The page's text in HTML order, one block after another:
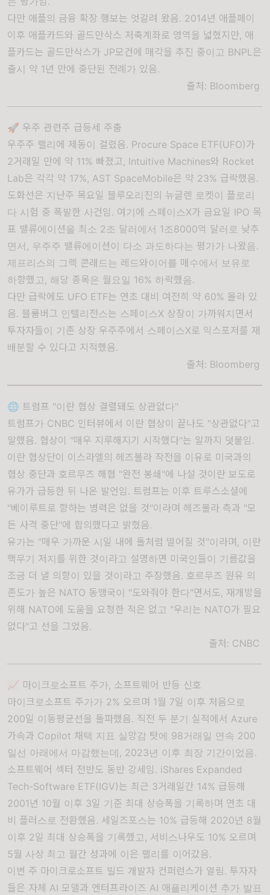
다만 애플의 금융 확장 행보는 엇갈려 왔음. 2014년 애플페이
이후 애플카드와 골드만삭스 저축계좌로 영역을 넓혔지만, 애
플카드는 골드만삭스가 JP모건에 매각을 추진 중이고 BNPL은
출시 약 1년 만에 중단된 전례가 있음.
출처: Bloomberg
🚀 우주 관련주 급등세 주춤
우주주 랠리에 제동이 걸렸음. Procure Space ETF(UFO)가
2거래일 만에 약 11% 빠졌고, Intuitive Machines와 Rocket
Lab은 각각 약 17%, AST SpaceMobile은 약 23% 급락했음.
도화선은 지난주 목요일 블루오리진의 뉴글렌 로켓이 플로리
다 시험 중 폭발한 사건임. 여기에 스페이스X가 금요일 IPO 목
표 밸류에이션을 최소 2조 달러에서 1조8000억 달러로 낮추
면서, 우주주 밸류에이션이 다소 과도하다는 평가가 나왔음.
제프리스의 그렉 콘래드는 레드와이어를 매수에서 보유로
하향했고, 해당 종목은 월요일 16% 하락했음.
다만 급락에도 UFO ETF는 연초 대비 여전히 약 60% 올라 있
음. 블룸버그 인텔리전스는 스페이스X 상장이 가까워지면서
투자자들이 기존 상장 우주주에서 스페이스X로 익스포저를 재
배분할 수 있다고 지적했음.
출처: Bloomberg
🌐 트럼프 "이란 협상 결렬돼도 상관없다"
트럼프가 CNBC 인터뷰에서 이란 협상이 끝나도 "상관없다"고
말했음. 협상이 "매우 지루해지기 시작했다"는 말까지 덧붙임.
이란 협상단이 이스라엘의 헤즈볼라 작전을 이유로 미국과의
협상 중단과 호르무즈 해협 "완전 봉쇄"에 나설 것이란 보도로
유가가 급등한 뒤 나온 발언임. 트럼프는 이후 트루스소셜에
"베이루트로 향하는 병력은 없을 것"이라며 헤즈볼라 측과 "모
든 사격 중단"에 합의했다고 밝혔음.
유가는 "매우 가까운 시일 내에 돌처럼 떨어질 것"이라며, 이란
핵무기 저지를 위한 것이라고 설명하면 미국인들이 기름값을
조금 더 낼 의향이 있을 것이라고 주장했음. 호르무즈 원유 의
존도가 높은 NATO 동맹국이 "도와줘야 한다"면서도, 재개방을
위해 NATO에 도움을 요청한 적은 없고 "우리는 NATO가 필요
없다"고 선을 그었음.
출처: CNBC
📈 마이크로소프트 주가, 소프트웨어 반등 신호
마이크로소프트 주가가 2% 오르며 1월 7일 이후 처음으로
200일 이동평균선을 돌파했음. 직전 두 분기 실적에서 Azure
가속과 Copilot 채택 지표 실망감 탓에 98거래일 연속 200
일선 아래에서 마감했는데, 2023년 이후 최장 기간이었음.
소프트웨어 섹터 전반도 동반 강세임. iShares Expanded
Tech-Software ETF(IGV)는 최근 3거래일간 14% 급등해
2001년 10월 이후 3일 기준 최대 상승폭을 기록하며 연초 대
비 플러스로 전환했음. 세일즈포스는 10% 급등해 2020년 8월
이후 2일 최대 상승폭을 기록했고, 서비스나우도 10% 오르며
5월 사상 최고 월간 성과에 이은 랠리를 이어갔음.
이번 주 마이크로소프트 빌드 개발자 컨퍼런스가 열림. 투자자
들은 자체 AI 모델과 엔터프라이즈 AI 애플리케이션 추가 발표